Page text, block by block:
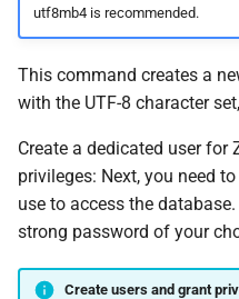
utf8mb4 is recommended.
This command creates a
with the UTF-8 character
Create a dedicated user for
privileges: Next, you need
use to access the database.
strong password of your
Create users and grant